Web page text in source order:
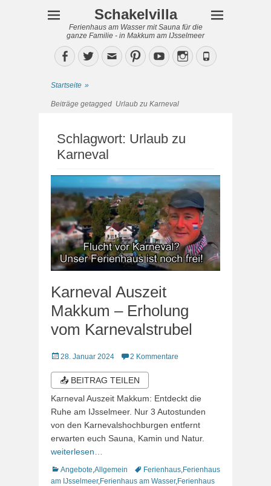
Schakelvilla
Ferienhaus am Wasser mit Sauna für die
ganze Familie - in Makkum am IJsselmeer
Facebook
TwitterEmailPinterestYouTubeInstagram
Phone
Startseite »
Beiträge getagged Urlaub zu Karneval
Schlagwort: Urlaub zu
Karneval
Karneval Auszeit
Makkum – Erholung
vom Karnevalstrubel
Veröffentlicht
28. Januar 2024 2 Kommentare
📤 BEITRAG TEILEN
Karneval Auszeit Makkum: Entdeckt die
Ruhe am IJsselmeer. Nur 3 Autostunden
von den Karnevalshochburgen entfernt
erwarten euch Sauna, Kamin und Natur.
weiterlesen…
Kategorien
Angebote Allgemein Schlagworte
Ferienhaus Ferienhaus
am IJsselmeer, Ferienhaus am Wasser, Ferienhaus